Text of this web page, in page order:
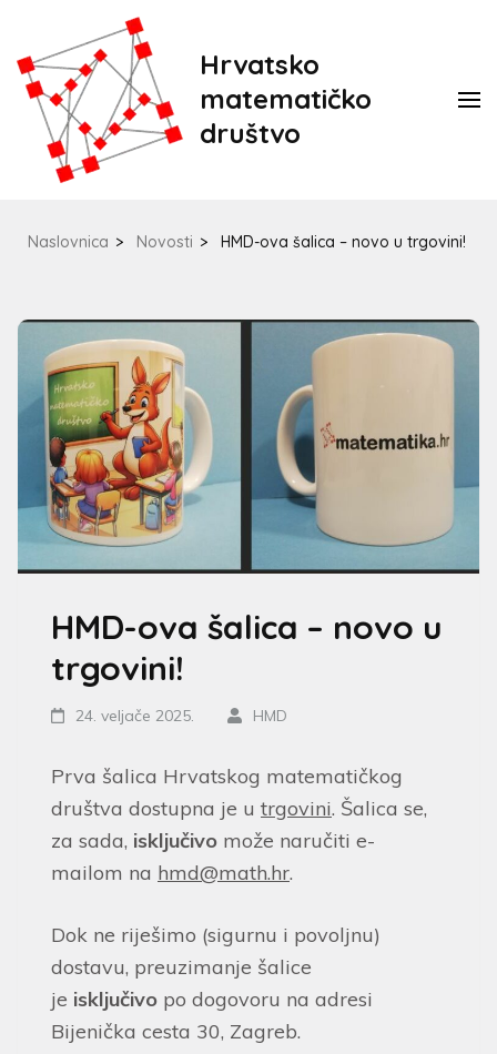
Hrvatsko
matematičko
društvo
Naslovnica > Novosti > HMD-ova šalica – novo u trgovini!
HMD-ova šalica – novo u
trgovini!
24. veljače 2025. HMD
Prva šalica Hrvatskog matematičkog
društva dostupna je u trgovini. Šalica se,
za sada, isključivo može naručiti e-
mailom na hmd@math.hr.
Dok ne riješimo (sigurnu i povoljnu)
dostavu, preuzimanje šalice
je isključivo po dogovoru na adresi
Bijenička cesta 30, Zagreb.